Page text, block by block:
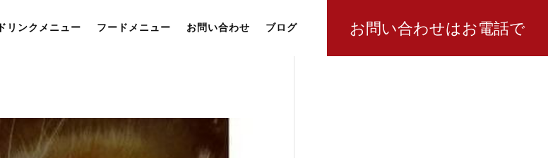
ドリンクメニュー フードメニュー お問い合わせ ブログ お問い合わせはお電話で